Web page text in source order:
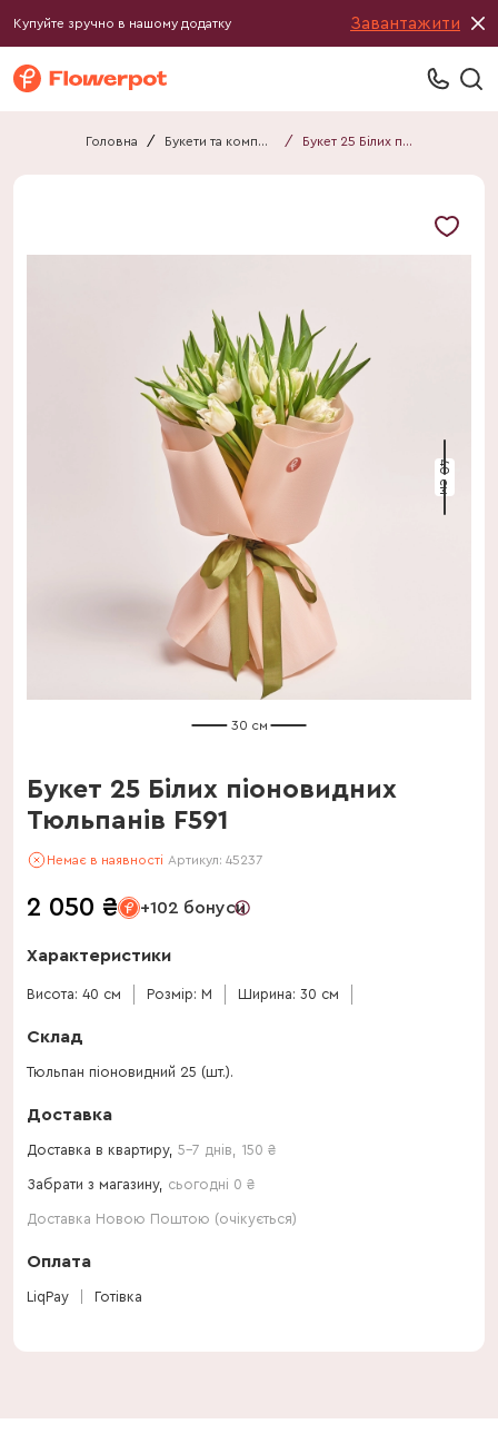
Купуйте зручно в нашому додатку Завантажити
Головна / Букети та композиції / Букет 25 Білих піоновидних Тюльпанів F591
40 см
30 см
Букет 25 Білих піоновидних
Тюльпанів F591
Немає в наявності Артикул: 45237
2 050 ₴ +102 бонуси
Характеристики
Висота: 40 см Розмір: M Ширина: 30 см
Склад
Тюльпан піоновидний 25 (шт.).
Доставка
Доставка в квартиру, 5-7 днів 150 ₴
Забрати з магазину, сьогодні 0 ₴
Доставка Новою Поштою (очікується)
Оплата
LiqPay Готівка